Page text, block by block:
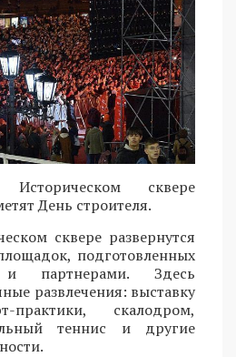
сквере
День строителя.
сквере развернутся
подготовленных
и партнерами. Здесь
развлечения: выставку
скалодром,
теннис и другие